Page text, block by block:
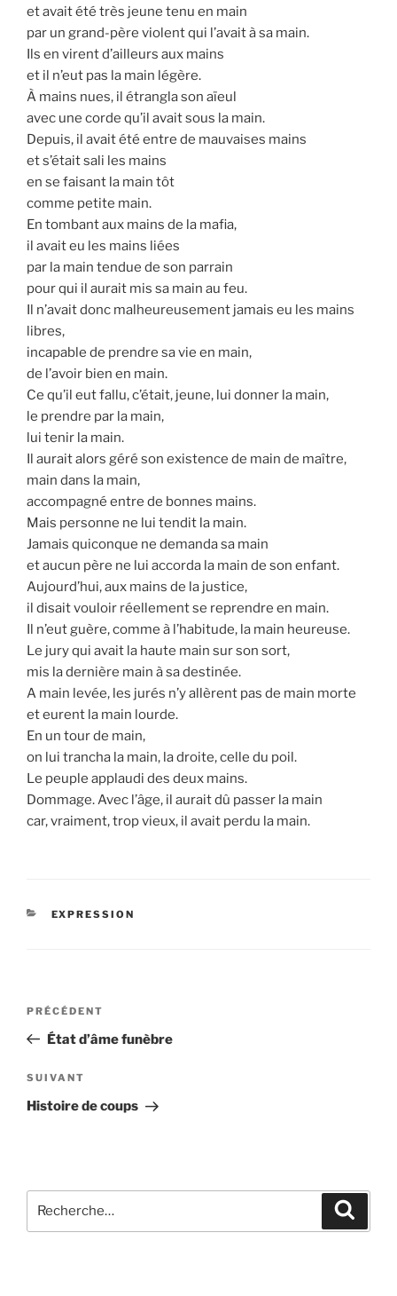
et avait été très jeune tenu en main
par un grand-père violent qui l’avait à sa main.
Ils en virent d’ailleurs aux mains
et il n’eut pas la main légère.
À mains nues, il étrangla son aïeul
avec une corde qu’il avait sous la main.
Depuis, il avait été entre de mauvaises mains
et s’était sali les mains
en se faisant la main tôt
comme petite main.
En tombant aux mains de la mafia,
il avait eu les mains liées
par la main tendue de son parrain
pour qui il aurait mis sa main au feu.
Il n’avait donc malheureusement jamais eu les mains
libres,
incapable de prendre sa vie en main,
de l’avoir bien en main.
Ce qu’il eut fallu, c’était, jeune, lui donner la main,
le prendre par la main,
lui tenir la main.
Il aurait alors géré son existence de main de maître,
main dans la main,
accompagné entre de bonnes mains.
Mais personne ne lui tendit la main.
Jamais quiconque ne demanda sa main
et aucun père ne lui accorda la main de son enfant.
Aujourd’hui, aux mains de la justice,
il disait vouloir réellement se reprendre en main.
Il n’eut guère, comme à l’habitude, la main heureuse.
Le jury qui avait la haute main sur son sort,
mis la dernière main à sa destinée.
A main levée, les jurés n’y allèrent pas de main morte
et eurent la main lourde.
En un tour de main,
on lui trancha la main, la droite, celle du poil.
Le peuple applaudi des deux mains.
Dommage. Avec l’âge, il aurait dû passer la main
car, vraiment, trop vieux, il avait perdu la main.
CATÉGORIES
EXPRESSION
Navigation
l’article
Article
précédent
PRÉCÉDENT
État d’âme funèbre
Article
suivant
SUIVANT
Histoire de coups
pour